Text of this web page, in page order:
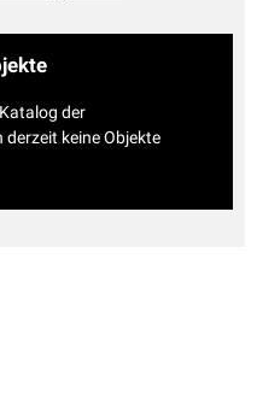
der
keine Objekte